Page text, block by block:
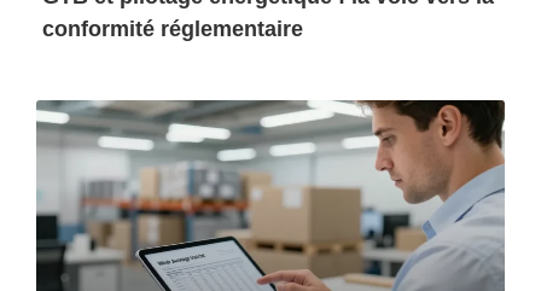
conformité réglementaire